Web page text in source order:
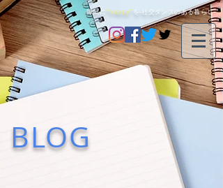
毎日に"happy" を-社交ダンスのある暮らし-
BLOG